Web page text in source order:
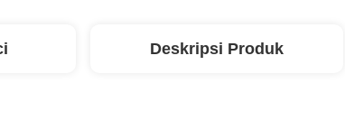
Deskripsi Produk